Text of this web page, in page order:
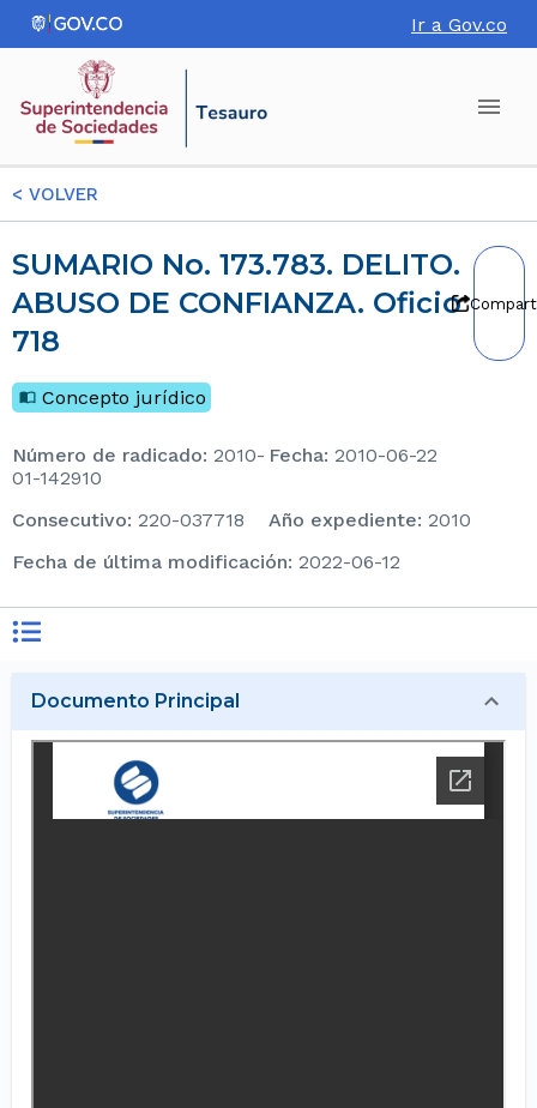
Ir a Gov.co
< VOLVER
SUMARIO No. 173.783. DELITO.
ABUSO DE CONFIANZA. Oficio
718
Concepto jurídico
Número de radicado: 2010-
01-142910
Fecha: 2010-06-22
consecutivo: 220-037718 Año expediente: 2010
Fecha de última modificación: 2022-06-12
Documento Principal